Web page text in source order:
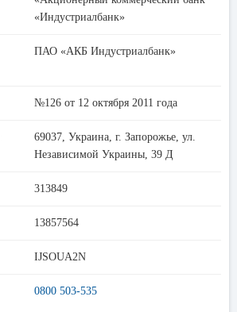
«Индустриалбанк»
ПАО «АКБ Индустриалбанк»
№126 от 12 октября 2011 года
69037, Украина, г. Запорожье, ул.
Независимой Украины, 39 Д
313849
13857564
IJSOUA2N
0800 503-535